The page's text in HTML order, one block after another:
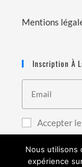
Mentions
Inscription À
Accepter
Nous utilisons
expérience